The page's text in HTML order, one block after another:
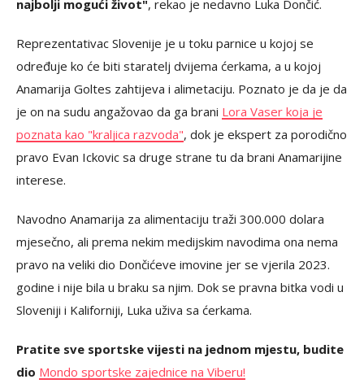
najbolji mogući život", rekao je nedavno Luka Dončić.
Reprezentativac Slovenije je u toku parnice u kojoj se
određuje ko će biti staratelj dvijema ćerkama, a u kojoj
Anamarija Goltes zahtijeva i alimetaciju. Poznato je da je da
je on na sudu angažovao da ga brani Lora Vaser koja je
poznata kao "kraljica razvoda", dok je ekspert za porodično
pravo Evan Ickovic sa druge strane tu da brani Anamarijine
interese.
Navodno Anamarija za alimentaciju traži 300.000 dolara
mjesečno, ali prema nekim medijskim navodima ona nema
pravo na veliki dio Dončićeve imovine jer se vjerila 2023.
godine i nije bila u braku sa njim. Dok se pravna bitka vodi u
Sloveniji i Kaliforniji, Luka uživa sa ćerkama.
Pratite sve sportske vijesti na jednom mjestu, budite
dio Mondo sportske zajednice na Viberu!